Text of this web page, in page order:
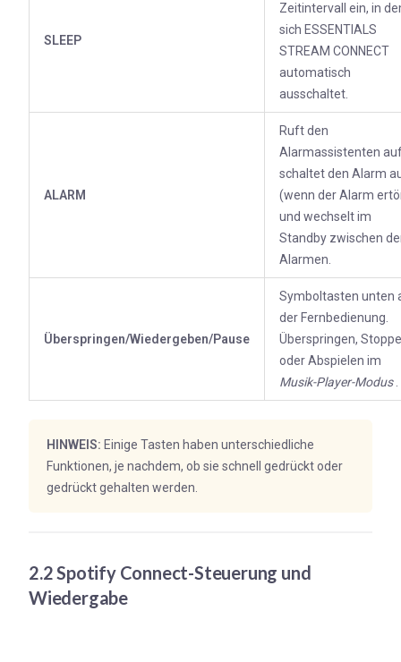
SLEEP
Zeitintervall ein, in
sich ESSENTIALS
STREAM CONNECT
automatisch
ausschaltet.
ALARM
Ruft den
Alarmassistenten
schaltet den Alarm
(wenn der Alarm
und wechselt im
Standby zwischen
Alarmen.
Überspringen/Wiedergeben/Pause
Symboltasten unten
der Fernbedienung.
Überspringen,
oder Abspielen im
Musik-Player-Modus.
HINWEIS: Einige Tasten haben unterschiedliche
Funktionen, je nachdem, ob sie schnell gedrückt oder
gedrückt gehalten werden.
2.2 Spotify Connect-Steuerung und
Wiedergabe